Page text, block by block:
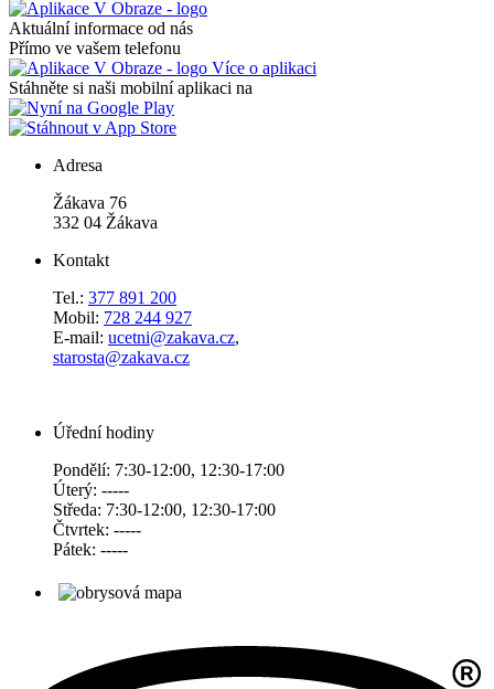
Aktuální informace od nás
Přímo ve vašem telefonu
Více o aplikaci
Stáhněte si naši mobilní aplikaci na
Adresa
Žákava 76
332 04 Žákava
Kontakt
Tel.: 377 891 200
Mobil: 728 244 927
E-mail: ucetni@zakava.cz,
starosta@zakava.cz
Úřední hodiny
Pondělí: 7:30-12:00, 12:30-17:00
Úterý: -----
Středa: 7:30-12:00, 12:30-17:00
Čtvrtek: -----
Pátek: -----